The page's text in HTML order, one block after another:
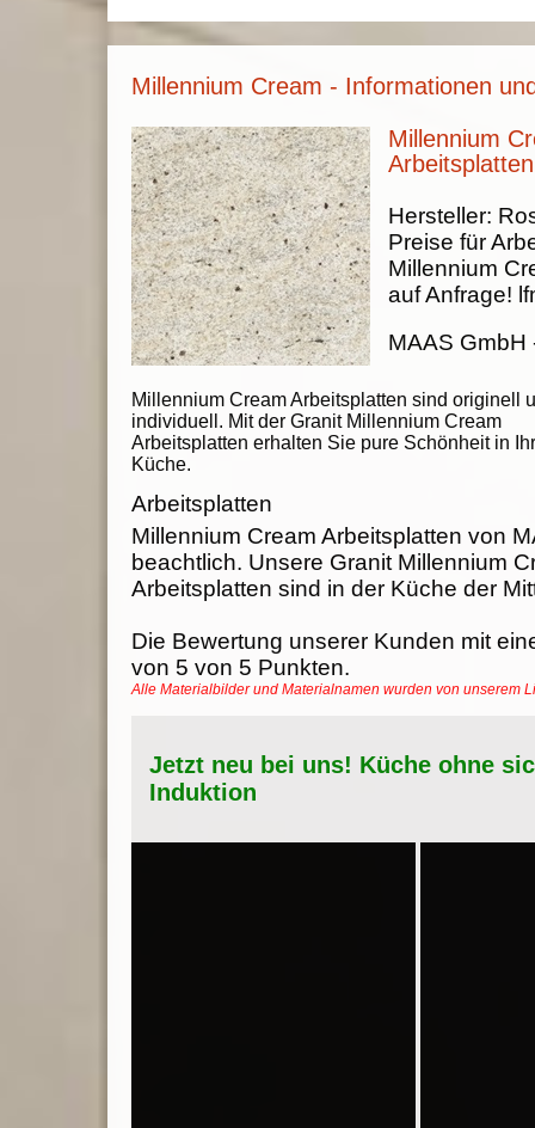
Millennium Cream - Informationen
Millennium
Arbeitsplatten
Millennium Cream Arbeitsplatten sind originell
individuell. Mit der Granit Millennium Cream
Arbeitsplatten erhalten Sie pure Schönheit in
Küche.
Hersteller:
Preise für
Millennium
auf Anfrage!
MAAS GmbH
Arbeitsplatten
Millennium Cream Arbeitsplatten von
beachtlich. Unsere Granit Millennium
Arbeitsplatten sind in der Küche der
Die Bewertung unserer Kunden mit
von 5 von 5 Punkten.
Alle Materialbilder und Materialnamen wurden von unserem
Jetzt neu bei uns! Küche ohne
Induktion